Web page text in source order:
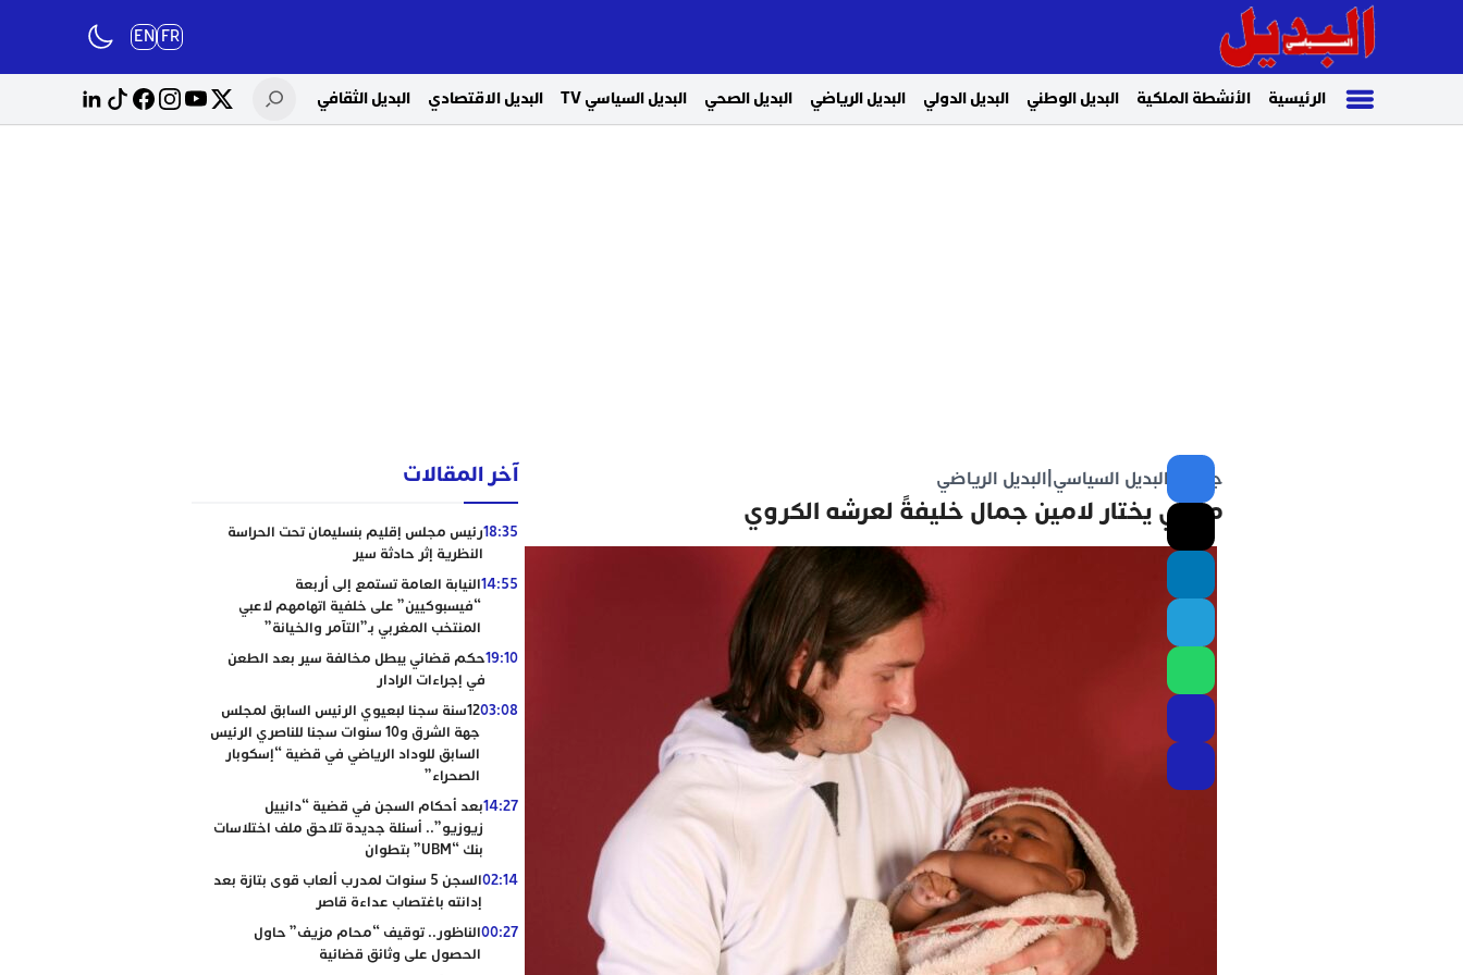
FR
EN
الرئيسية الأنشطة الملكية البديل الوطني البديل الدولي البديل الرياضي البديل الصحي البديل السياسي TV البديل الاقتصادي البديل الثقافي
جريدة البديل السياسي البديل الرياضي
ميسي يختار لامين جمال خليفةً لعرشه الكروي
آخر المقالات
18:35رئيس مجلس إقليم بنسليمان تحت الحراسة
النظرية إثر حادثة سير
14:55النيابة العامة تستمع إلى أربعة
“فيسبوكيين” على خلفية اتهامهم لاعبي
المنتخب المغربي بـ”التآمر والخيانة”
19:10حكم قضائي يبطل مخالفة سير بعد الطعن
في إجراءات الرادار
03:08
12سنة سجنا لبعيوي الرئيس السابق لمجلس
جهة الشرق و10 سنوات سجنا للناصري الرئيس
السابق للوداد الرياضي في قضية “إسكوبار
الصحراء”
14:27بعد أحكام السجن في قضية “دانييل
زيوزيو”.. أسئلة جديدة تلاحق ملف اختلاسات
بنك “UBM” بتطوان
02:14
السجن 5 سنوات لمدرب ألعاب قوى بتازة بعد
إدانته باغتصاب عداءة قاصر
00:27الناظور.. توقيف “محام مزيف” حاول
الحصول على وثائق قضائية